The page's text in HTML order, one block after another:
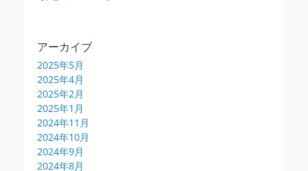
アーカイブ
2025年5月
2025年4月
2025年2月
2025年1月
2024年11月
2024年10月
2024年9月
2024年8月